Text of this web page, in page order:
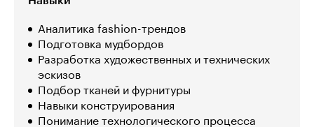
Аналитика fashion-трендов
Подготовка мудбордов
Разработка художественных и технических
эскизов
Подбор тканей и фурнитуры
Навыки конструирования
Понимание технологического процесса